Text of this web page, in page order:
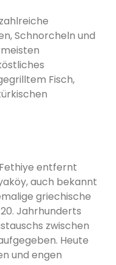
Schnorcheln und
Fisch,
entfernt
auch bekannt
griechische
Jahrhunderts
zwischen
Heute
und engen